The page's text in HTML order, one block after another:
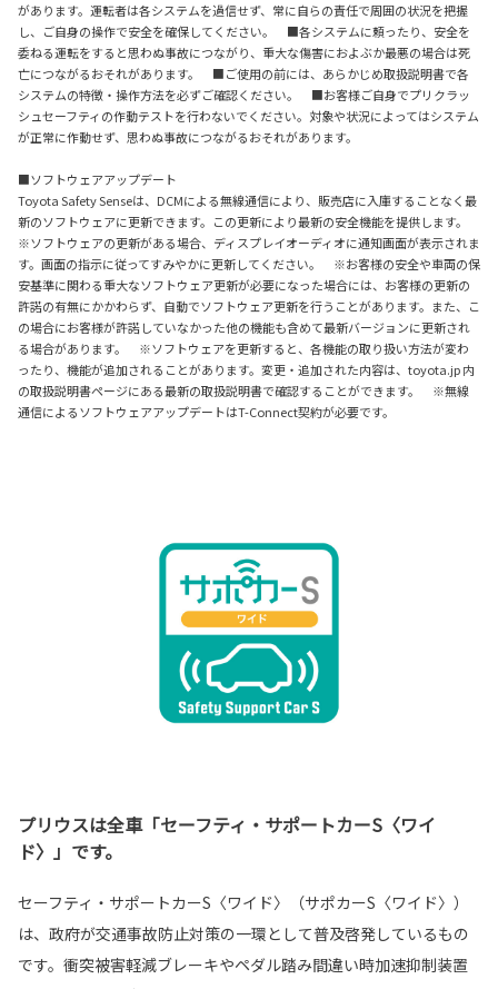
があります。運転者は各システムを過信せず、常に自らの責任で周囲の状況を把握
し、ご自身の操作で安全を確保してください。 ■各システムに頼ったり、安全を
委ねる運転をすると思わぬ事故につながり、重大な傷害におよぶか最悪の場合は死
亡につながるおそれがあります。 ■ご使用の前には、あらかじめ取扱説明書で各
システムの特徴・操作方法を必ずご確認ください。 ■お客様ご自身でプリクラッ
シュセーフティの作動テストを行わないでください。対象や状況によってはシステム
が正常に作動せず、思わぬ事故につながるおそれがあります。
■ソフトウェアアップデート
Toyota Safety Senseは、DCMによる無線通信により、販売店に入庫することなく最
新のソフトウェアに更新できます。この更新により最新の安全機能を提供します。
※ソフトウェアの更新がある場合、ディスプレイオーディオに通知画面が表示されま
す。画面の指示に従ってすみやかに更新してください。 ※お客様の安全や車両の保
安基準に関わる重大なソフトウェア更新が必要になった場合には、お客様の更新の
許諾の有無にかかわらず、自動でソフトウェア更新を行うことがあります。また、こ
の場合にお客様が許諾していなかった他の機能も含めて最新バージョンに更新され
る場合があります。 ※ソフトウェアを更新すると、各機能の取り扱い方法が変わ
ったり、機能が追加されることがあります。変更・追加された内容は、toyota.jp 内
の取扱説明書ページにある最新の取扱説明書で確認することができます。 ※無線
通信によるソフトウェアアップデートはT-Connect契約が必要です。
プリウスは全車「セーフティ・サポートカーS〈ワイ
ド〉」です。
セーフティ・サポートカーS〈ワイド〉（サポカーS〈ワイド〉）
は、政府が交通事故防止対策の一環として普及啓発しているもの
です。衝突被害軽減ブレーキやペダル踏み間違い時加速抑制装置